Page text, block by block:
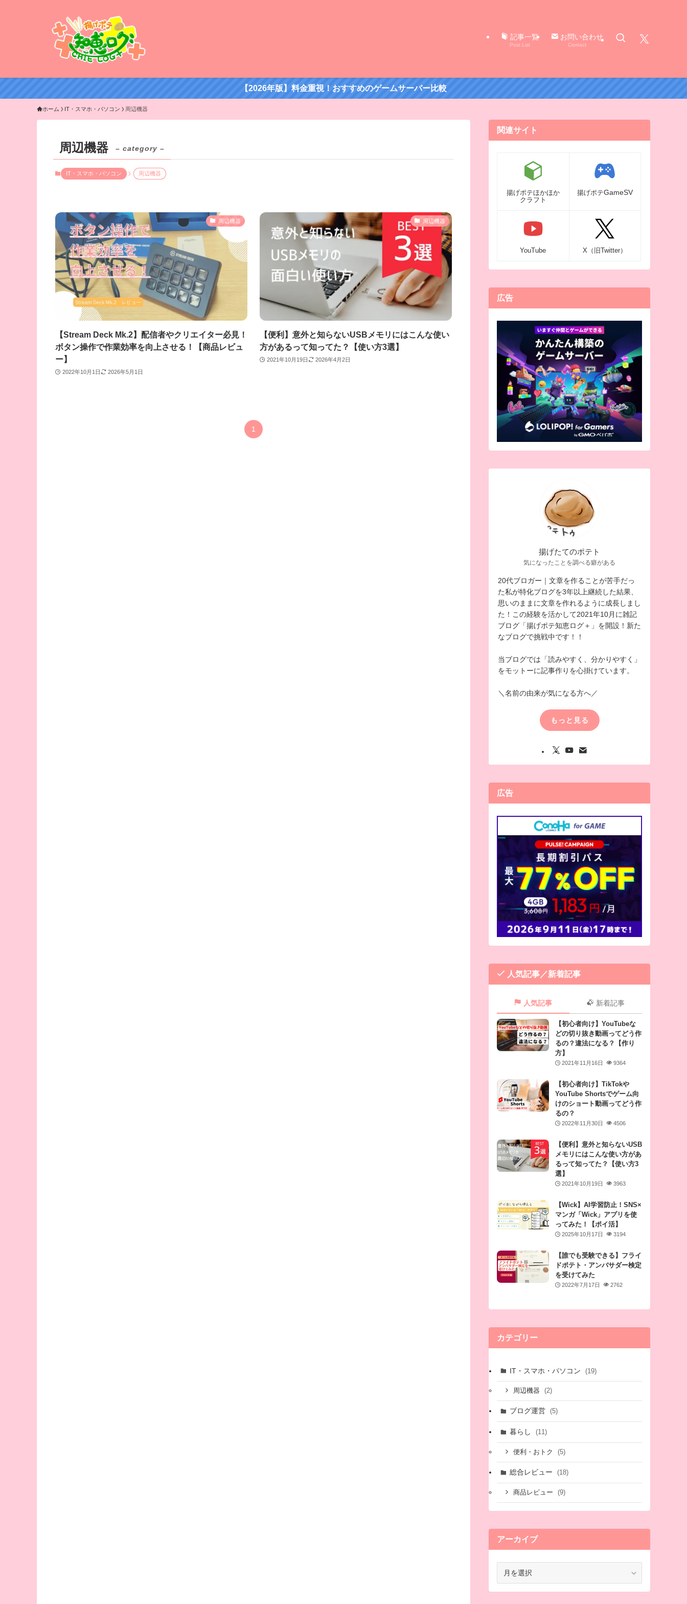
記事一覧
Post List
お問い合わせ
Contact X（旧Twitter）
【2026年版】料金重視！おすすめのゲームサーバー比較
ホーム IT・スマホ・パソコン 周辺機器
周辺機器 – category –
IT・スマホ・パソコン 周辺機器
周辺機器
【Stream Deck Mk.2】配信者やクリエイター必見！
ボタン操作で作業効率を向上させる！【商品レビュ
ー】
2022年10月1日 2026年5月1日
周辺機器
【便利】意外と知らないUSBメモリにはこんな使い
方があるって知ってた？【使い方3選】
2021年10月19日 2026年4月2日
1
関連サイト
揚げポテほかほか
クラフト
揚げポテGameSV
YouTube X（旧Twitter）
広告
揚げたてのポテト
気になったことを調べる癖がある
20代ブロガー｜文章を作ることが苦手だっ
た私が特化ブログを3年以上継続した結果、
思いのままに文章を作れるように成長しまし
た！この経験を活かして2021年10月に雑記
ブログ「揚げポテ知恵ログ＋」を開設！新た
なブログで挑戦中です！！
当ブログでは「読みやすく、分かりやすく」
をモットーに記事作りを心掛けています。
＼名前の由来が気になる方へ／
もっと見る
広告
人気記事／新着記事
人気記事 新着記事
【初心者向け】YouTubeな
どの切り抜き動画ってどう作
るの？違法になる？【作り
方】
2021年11月16日 9364
【初心者向け】TikTokや
YouTube Shortsでゲーム向
けのショート動画ってどう作
るの？
2022年11月30日 4506
【便利】意外と知らないUSB
メモリにはこんな使い方があ
るって知ってた？【使い方3
選】
2021年10月19日 3963
【Wick】AI学習防止！SNS×
マンガ「Wick」アプリを使
ってみた！【ポイ活】
2025年10月17日 3194
【誰でも受験できる】フライ
ドポテト・アンバサダー検定
を受けてみた
2022年7月17日 2762
カテゴリー
IT・スマホ・パソコン (19)
周辺機器 (2)
ブログ運営 (5)
暮らし (11)
便利・おトク (5)
総合レビュー (18)
商品レビュー (9)
アーカイブ